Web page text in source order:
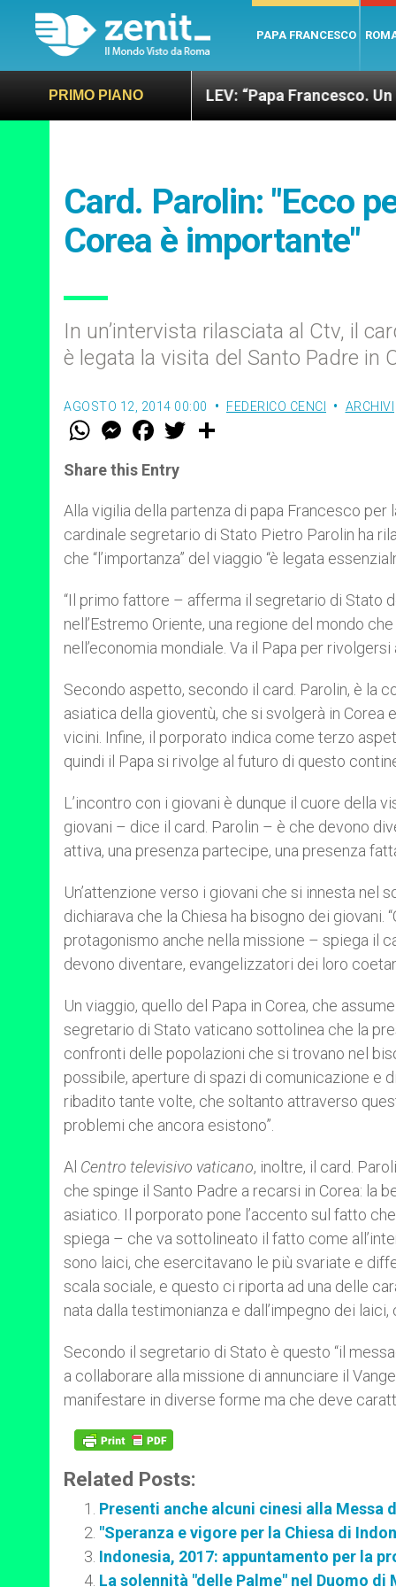
PAPA FRANCESCO
PRIMO PIANO
e giusto LEV: “Papa Francesco. Un
Card. Parolin: "Ecco
Corea è importante"
In un’intervista rilasciata al Ctv, il
è legata la visita del Santo Padre in
AGOSTO 12, 2014 00:00 FEDERICO CENCI ARCHIVI
W
t
s
p
p
M
e
s
e
g
e
r
F
a
e
b
o
k
w
r
Share this Entry
Alla vigilia della partenza di papa Francesco per
cardinale segretario di Stato Pietro Parolin ha
che “l’importanza” del viaggio “è legata
“Il primo fattore – afferma il segretario di Stato
nell’Estremo Oriente, una regione del mondo
nell’economia mondiale. Va il Papa per
Secondo aspetto, secondo il card. Parolin, è la
asiatica della gioventù, che si svolgerà in
vicini. Infine, il porporato indica come terzo
quindi il Papa si rivolge al futuro di questo
L’incontro con i giovani è dunque il cuore della
giovani – dice il card. Parolin – è che devono
attiva, una presenza partecipe, una presenza
Un’attenzione verso i giovani che si innesta nel
dichiarava che la Chiesa ha bisogno dei giovani.
protagonismo anche nella missione – spiega il
devono diventare, evangelizzatori dei loro
Un viaggio, quello del Papa in Corea, che
segretario di Stato vaticano sottolinea che la
confronti delle popolazioni che si trovano nel
possibile, aperture di spazi di comunicazione e
ribadito tante volte, che soltanto attraverso
problemi che ancora esistono”.
Al Centro televisivo vaticano, inoltre, il card.
che spinge il Santo Padre a recarsi in Corea: la
asiatico. Il porporato pone l’accento sul fatto
spiega – che va sottolineato il fatto come
sono laici, che esercitavano le più svariate e
scala sociale, e questo ci riporta ad una delle
nata dalla testimonianza e dall’impegno dei
Secondo il segretario di Stato è questo “il
a collaborare alla missione di annunciare il
manifestare in diverse forme ma che deve
Related Posts:
Presenti anche alcuni cinesi alla Messa
"Speranza e vigore per la Chiesa di
Indonesia, 2017: appuntamento per la
La solennità "delle Palme" nel Duomo di